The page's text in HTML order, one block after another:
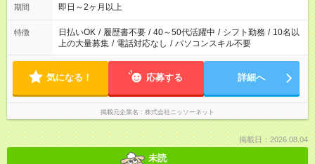
期間 即日～2ヶ月以上
特徴 日払いOK / 履歴書不要 / 40～50代活躍中 / シフト勤務 / 10名以
上の大量募集 / 電話対応なし / パソコンスキル不要
気になる！ 応募する 詳細へ
掲載元企業名 株式会社ニッソーネット
掲載日：2026.08.04
未読